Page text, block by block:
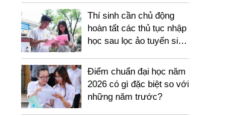
Thí sinh cần chủ động
hoàn tất các thủ tục nhập
học sau lọc ảo tuyển sinh
Điểm chuẩn đại học năm
2026 có gì đặc biệt so với
những năm trước?